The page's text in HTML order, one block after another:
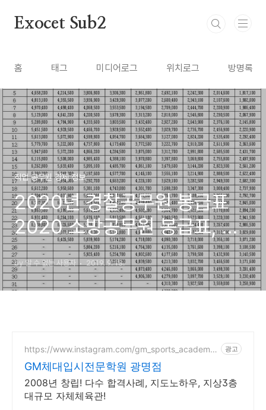
Exocet Sub2
홈 태그 미디어로그 위치로그 방명록
직업 공무원 경제 정보
2020년 경찰공무원 봉급표
2020 소방공무원 봉급표, 군
인 월급, 일반직 공무원 호봉표
by 알 수 없는 사용자 2019. 9. 18.
https://www.instagram.com/gm_sports_academy_
광고
GM체대입시전문학원 광명점
2008년 창립! 다수 합격사례, 지도노하우, 지상3층
대규모 자체체육관!